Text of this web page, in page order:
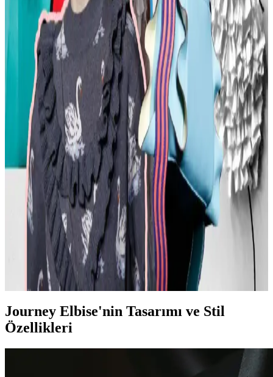
Kemer tokaları, kırsal ve şehir kültürlerinde farklı anlamlar taşır.
Kırsal bölgelerde başarı simgesi olan büyük tokalar, şehirlerde sade
ve uyumlu tasarımlarla tercih edilir. Stil ve özgüven belirleyicidir.
Moda Mikrotrendleri: Geçmişten Günümüze Sevilen
ve Hâlâ Tercih Edilen Parçalar
Moda mikrotrendleri genellikle kısa ömürlü olsa da bazı parçalar,
nostalji ve kişisel stil nedeniyle uzun yıllar tercih edilmeye devam
ediyor. Bu yazı, Reddit deneyimleriyle bu trendleri inceliyor.
Kavisli Vücut Tipleri İçin Doğru Kumaş ve
Kesimlerle Yapısal Moda Rehberi
Kavisli vücut tiplerine uygun yapısal moda seçimlerinde doğru
kumaş, kesim ve stil detayları önemlidir. Terzi hizmeti ve uygun
markalarla estetik ve rahat kıyafetler elde edilir.
Günlük Moda Soruları ve Pratik Stil Önerileri:
Rahatlık ve Şıklık Dengesi
Moda ve stil, kişisel tercihler ve çevresel ihtiyaçlarla şekillenir. Ev
giyimi, iş görüşmesi, mevsimlik kıyafetler ve vücut tipine uygun
önerilerle günlük şıklık ve rahatlık dengelenir.
Journey Elbise'nin Tasarımı ve Stil
Özellikleri